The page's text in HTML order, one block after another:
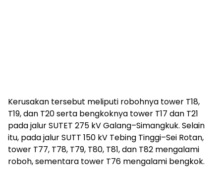
Kerusakan tersebut meliputi robohnya tower T18,
T19, dan T20 serta bengkoknya tower T17 dan T21
pada jalur SUTET 275 kV Galang–Simangkuk. Selain
itu, pada jalur SUTT 150 kV Tebing Tinggi–Sei Rotan,
tower T77, T78, T79, T80, T81, dan T82 mengalami
roboh, sementara tower T76 mengalami bengkok.